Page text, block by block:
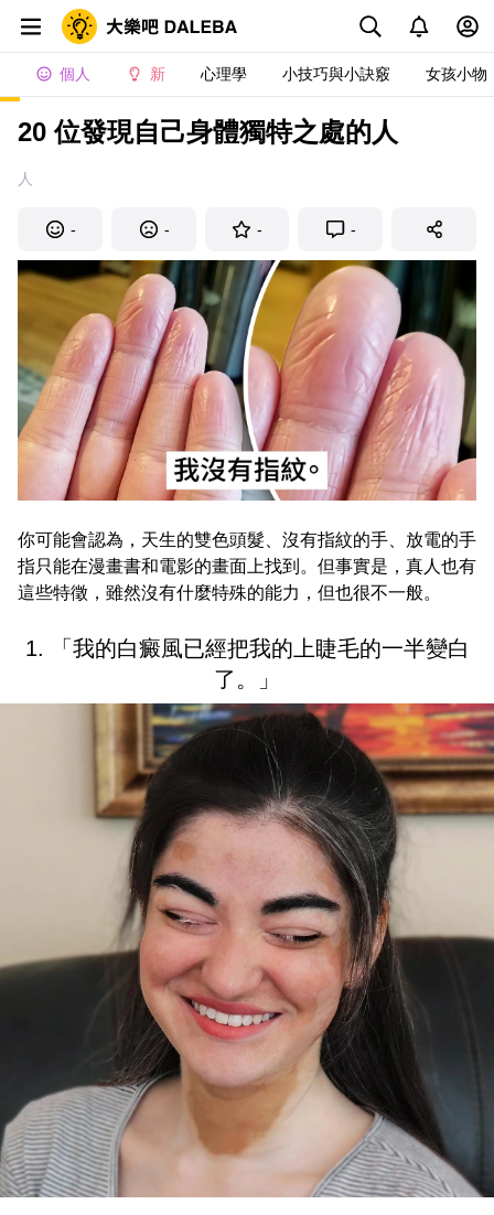
個人 新 心理學 小技巧與小訣竅 女孩小物
20 位發現自己身體獨特之處的人
人
- - - -
你可能會認為，天生的雙色頭髮、沒有指紋的手、放電的手
指只能在漫畫書和電影的畫面上找到。但事實是，真人也有
這些特徵，雖然沒有什麼特殊的能力，但也很不一般。
1. 「我的白癜風已經把我的上睫毛的一半變白
了。」